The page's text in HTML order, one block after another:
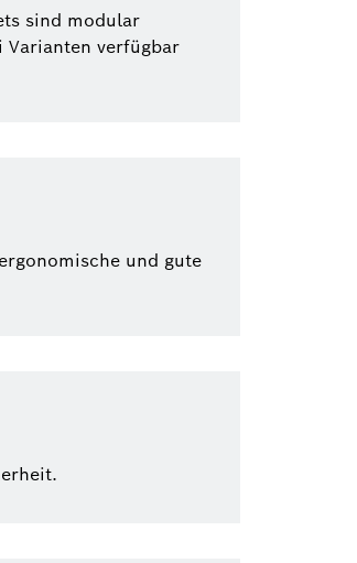
sind modular
Varianten verfügbar
und gute